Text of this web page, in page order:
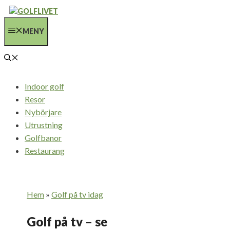
Hoppa
innehållMENY
Indoor golf
Resor
Nybörjare
Utrustning
Golfbanor
Restaurang
Hem » Golf på tv idag
Golf på tv – se